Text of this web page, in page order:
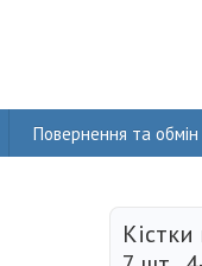
Повернення та обмін
Кістки